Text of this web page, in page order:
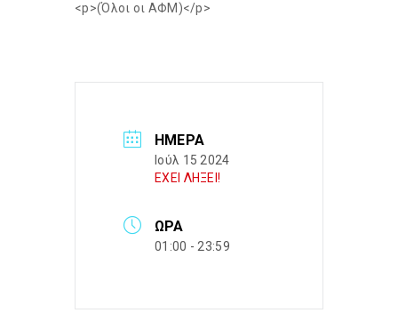
<p>(Όλοι οι ΑΦΜ)</p>
ΗΜΈΡΑ
Ιούλ 15 2024
ΕΧΕΙ ΛΗΞΕΙ!
ΏΡΑ
01:00 - 23:59